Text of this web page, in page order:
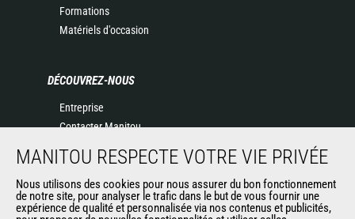
Formations
Matériels d'occasion
DÉCOUVREZ-NOUS
Entreprise
Contacter Manitou
Politique de protection des données
Evénements
Actualités
MANITOU RESPECTE VOTRE VIE PRIVÉE
Nous utilisons des cookies pour nous assurer du bon fonctionnement
de notre site, pour analyser le trafic dans le but de vous fournir une
expérience de qualité et personnalisée via nos contenus et publicités,